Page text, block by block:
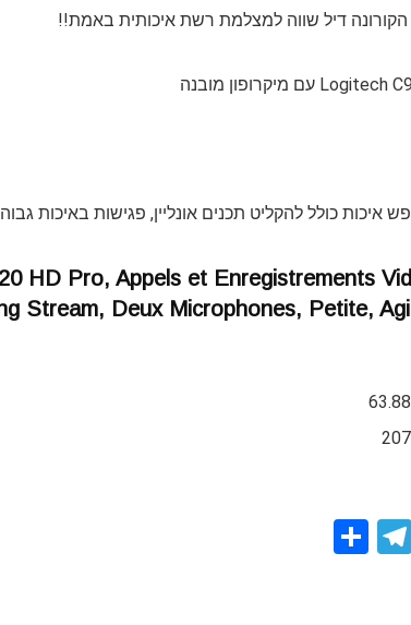
הקורונה דיל שווה למצלמת רשת איכותית באמת!!
כולל להקליט תכנים אונליין, פגישות באיכות
HD Pro, Appels et Enregistrements
Stream, Deux Microphones, Petite,
W
T